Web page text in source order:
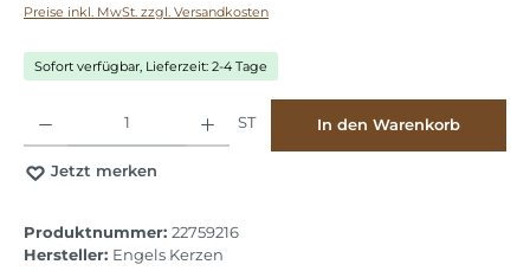
Preise inkl. MwSt. zzgl. Versandkosten
Sofort verfügbar, Lieferzeit: 2-4 Tage
ST In den Warenkorb
Jetzt merken
Produktnummer: 22759216
Hersteller: Engels Kerzen